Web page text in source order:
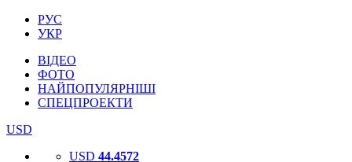
РУС
УКР
ВІДЕО
ФОТО
НАЙПОПУЛЯРНІШІ
СПЕЦПРОЕКТИ
USD
USD 44.4572